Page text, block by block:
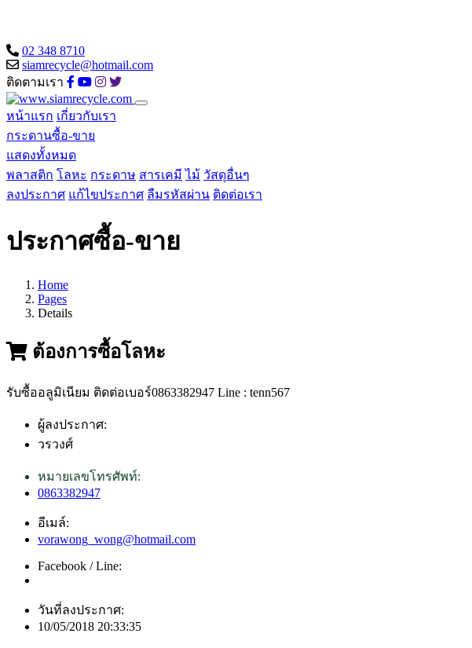
02 348 8710
siamrecycle@hotmail.com
ติดตามเรา
หน้าแรก เกี่ยวกับเรา
กระดานซื้อ-ขาย
แสดงทั้งหมด
พลาสติก โลหะ กระดาษ สารเคมี ไม้ วัสดุอื่นๆ
ลงประกาศ แก้ไขประกาศ ลืมรหัสผ่าน ติดต่อเรา
ประกาศซื้อ-ขาย
Home
Pages
Details
ต้องการซื้อโลหะ
รับซื้ออลูมิเนียม ติดต่อเบอร์0863382947 Line : tenn567
ผู้ลงประกาศ:
วรวงศ์
หมายเลขโทรศัพท์:
0863382947
อีเมล์:
vorawong_wong@hotmail.com
Facebook / Line:
วันที่ลงประกาศ:
10/05/2018 20:33:35